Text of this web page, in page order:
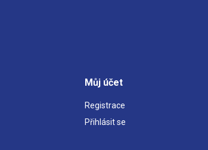
Můj účet
Registrace
Přihlásit se